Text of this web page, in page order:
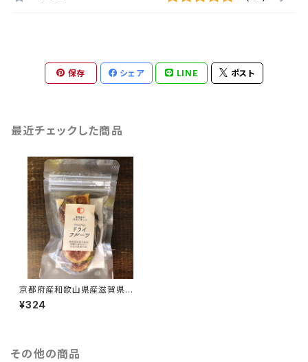
保存 シェア LINE ポスト
最近チェックした商品
京都府産和歌山県産滋賀県産
いちじくのドライフルーツ
¥324
その他の商品